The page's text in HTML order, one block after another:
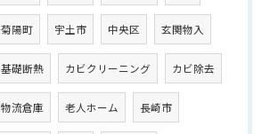
菊陽町 宇土市 中央区 玄関物入
基礎断熱 カビクリーニング カビ除去
物流倉庫 老人ホーム 長崎市